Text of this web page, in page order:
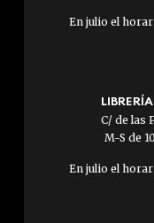
En julio el
C/ de las
M-S de
En julio el